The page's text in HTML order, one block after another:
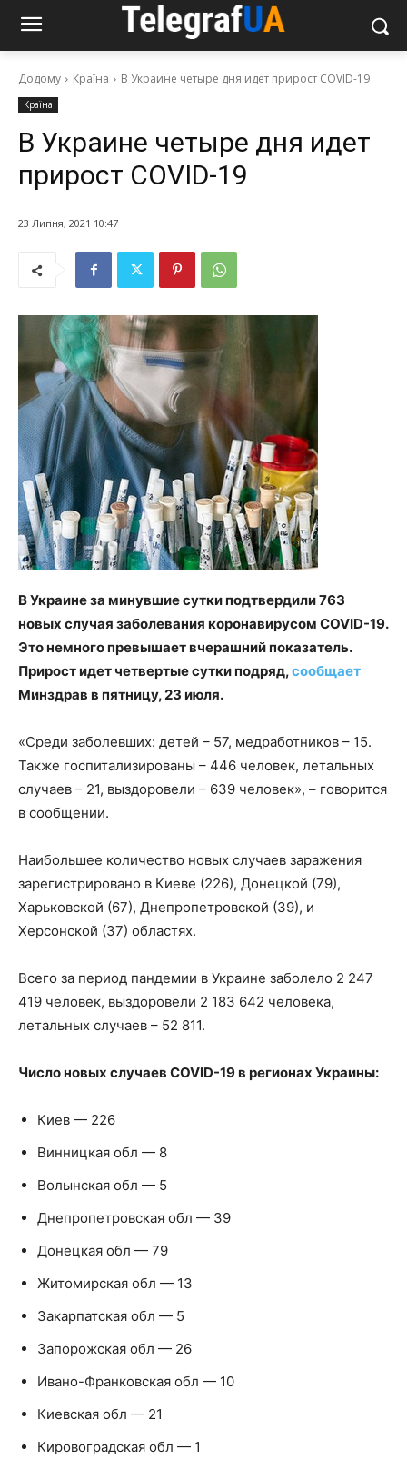
Додому Країна В Украине четыре дня идет прирост COVID-19
Країна
В Украине четыре дня идет
прирост COVID-19
23 Липня, 2021 10:47
В Украине за минувшие сутки подтвердили 763
новых случая заболевания коронавирусом COVID-19.
Это немного превышает вчерашний показатель.
Прирост идет четвертые сутки подряд,сообщает
Минздрав в пятницу, 23 июля.
«Среди заболевших: детей – 57, медработников – 15.
Также госпитализированы – 446 человек, летальных
случаев – 21, выздоровели – 639 человек», – говорится
в сообщении.
Наибольшее количество новых случаев заражения
зарегистрировано в Киеве (226), Донецкой (79),
Харьковской (67), Днепропетровской (39), и
Херсонской (37) областях.
Всего за период пандемии в Украине заболело 2 247
419 человек, выздоровели 2 183 642 человека,
летальных случаев – 52 811.
Число новых случаев COVID-19 в регионах Украины:
Киев — 226
Винницкая обл — 8
Волынская обл — 5
Днепропетровская обл — 39
Донецкая обл — 79
Житомирская обл — 13
Закарпатская обл — 5
Запорожская обл — 26
Ивано-Франковская обл — 10
Киевская обл — 21
Кировоградская обл — 1